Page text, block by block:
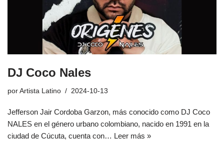
DJ Coco Nales
por Artista Latino 2024-10-13
Jefferson Jair Cordoba Garzon, más conocido como DJ Coco
NALES en el género urbano colombiano, nacido en 1991 en la
ciudad de Cúcuta, cuenta con… Leer más »